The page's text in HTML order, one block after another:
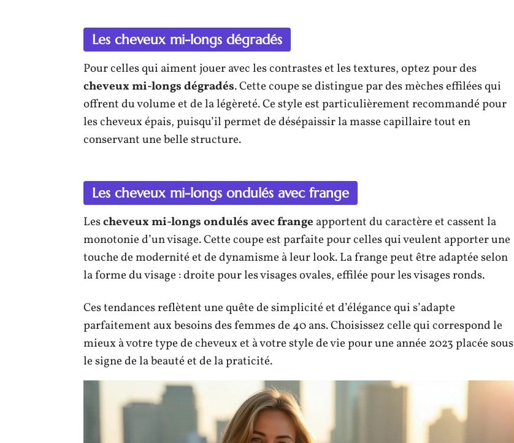
Les cheveux mi-longs dégradés
Pour celles qui aiment jouer avec les contrastes et les textures, optez pour des
cheveux mi-longs dégradés. Cette coupe se distingue par des mèches effilées qui
offrent du volume et de la légèreté. Ce style est particulièrement recommandé pour
les cheveux épais, puisqu’il permet de désépaissir la masse capillaire tout en
conservant une belle structure.
Les cheveux mi-longs ondulés avec frange
Lescheveux mi-longs ondulés avec frange apportent du caractère et cassent la
monotonie d’un visage. Cette coupe est parfaite pour celles qui veulent apporter une
touche de modernité et de dynamisme à leur look. La frange peut être adaptée selon
la forme du visage : droite pour les visages ovales, effilée pour les visages ronds.
Ces tendances reflètent une quête de simplicité et d’élégance qui s’adapte
parfaitement aux besoins des femmes de 40 ans. Choisissez celle qui correspond le
mieux à votre type de cheveux et à votre style de vie pour une année 2023 placée sous
le signe de la beauté et de la praticité.